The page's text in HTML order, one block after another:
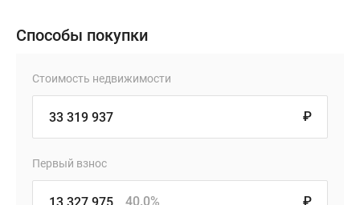
Способы покупки
Стоимость недвижимости
₽
Первый взнос
₽
40.0%